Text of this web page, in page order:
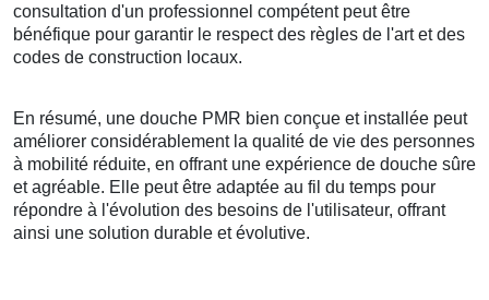
consultation d'un professionnel compétent peut être
bénéfique pour garantir le respect des règles de l'art et des
codes de construction locaux.
En résumé, une douche PMR bien conçue et installée peut
améliorer considérablement la qualité de vie des personnes
à mobilité réduite, en offrant une expérience de douche sûre
et agréable. Elle peut être adaptée au fil du temps pour
répondre à l'évolution des besoins de l'utilisateur, offrant
ainsi une solution durable et évolutive.